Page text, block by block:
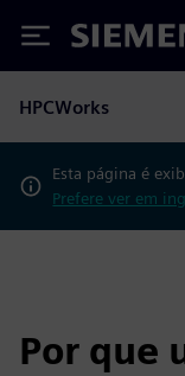
Siemens
HPCWorks
Esta página é
Prefere ver em
Por que